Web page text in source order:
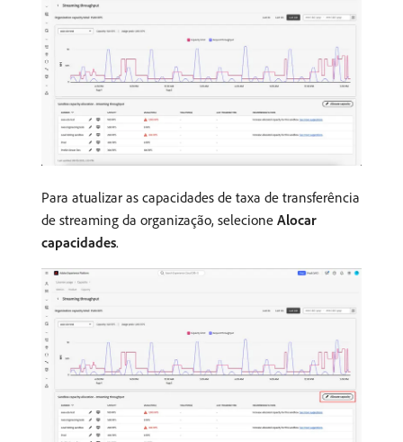
Para atualizar as capacidades de taxa de transferência
de streaming da organização, selecione Alocar
capacidades.